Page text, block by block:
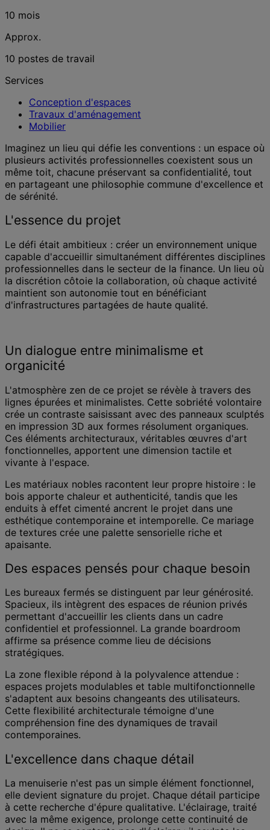
10 mois
Approx.
10 postes de travail
Services
Conception d'espaces
Travaux d'aménagement
Mobilier
Imaginez un lieu qui défie les conventions : un espace où
plusieurs activités professionnelles coexistent sous un
même toit, chacune préservant sa confidentialité, tout
en partageant une philosophie commune d'excellence et
de sérénité.
L'essence du projet
Le défi était ambitieux : créer un environnement unique
capable d'accueillir simultanément différentes disciplines
professionnelles dans le secteur de la finance. Un lieu où
la discrétion côtoie la collaboration, où chaque activité
maintient son autonomie tout en bénéficiant
d'infrastructures partagées de haute qualité.
Un dialogue entre minimalisme et
organicité
L'atmosphère zen de ce projet se révèle à travers des
lignes épurées et minimalistes. Cette sobriété volontaire
crée un contraste saisissant avec des panneaux sculptés
en impression 3D aux formes résolument organiques.
Ces éléments architecturaux, véritables œuvres d'art
fonctionnelles, apportent une dimension tactile et
vivante à l'espace.
Les matériaux nobles racontent leur propre histoire : le
bois apporte chaleur et authenticité, tandis que les
enduits à effet cimenté ancrent le projet dans une
esthétique contemporaine et intemporelle. Ce mariage
de textures crée une palette sensorielle riche et
apaisante.
Des espaces pensés pour chaque besoin
Les bureaux fermés se distinguent par leur générosité.
Spacieux, ils intègrent des espaces de réunion privés
permettant d'accueillir les clients dans un cadre
confidentiel et professionnel. La grande boardroom
affirme sa présence comme lieu de décisions
stratégiques.
La zone flexible répond à la polyvalence attendue :
espaces projets modulables et table multifonctionnelle
s'adaptent aux besoins changeants des utilisateurs.
Cette flexibilité architecturale témoigne d'une
compréhension fine des dynamiques de travail
contemporaines.
L'excellence dans chaque détail
La menuiserie n'est pas un simple élément fonctionnel,
elle devient signature du projet. Chaque détail participe
à cette recherche d'épure qualitative. L'éclairage, traité
avec la même exigence, prolonge cette continuité de